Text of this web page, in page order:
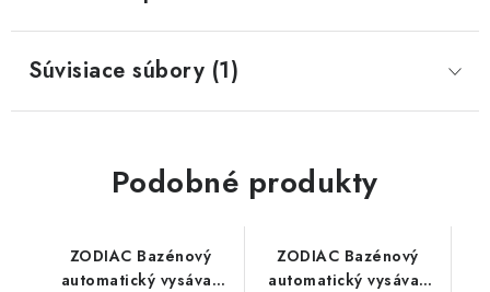
Súvisiace súbory (1)
Podobné produkty
ZODIAC Bazénový
automatický vysávač
ZODIAC Bazénový
automatický vysávač